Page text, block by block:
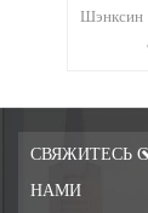
Шэнксин
СВЯЖИТЕСЬ С
НАМИ